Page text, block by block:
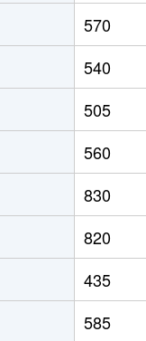
570
540
505
560
830
820
435
585